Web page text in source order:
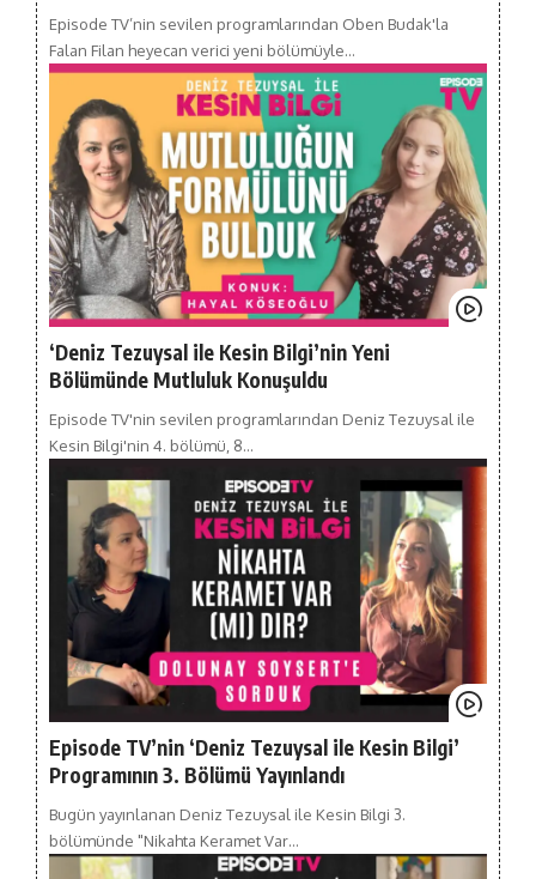
Episode TV’nin sevilen programlarından Oben Budak'la
Falan Filan heyecan verici yeni bölümüyle…
‘Deniz Tezuysal ile Kesin Bilgi’nin Yeni
Bölümünde Mutluluk Konuşuldu
Episode TV'nin sevilen programlarından Deniz Tezuysal ile
Kesin Bilgi'nin 4. bölümü, 8…
Episode TV’nin ‘Deniz Tezuysal ile Kesin Bilgi’
Programının 3. Bölümü Yayınlandı
Bugün yayınlanan Deniz Tezuysal ile Kesin Bilgi 3.
bölümünde "Nikahta Keramet Var…